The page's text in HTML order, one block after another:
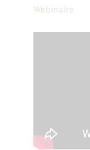
Webinaire